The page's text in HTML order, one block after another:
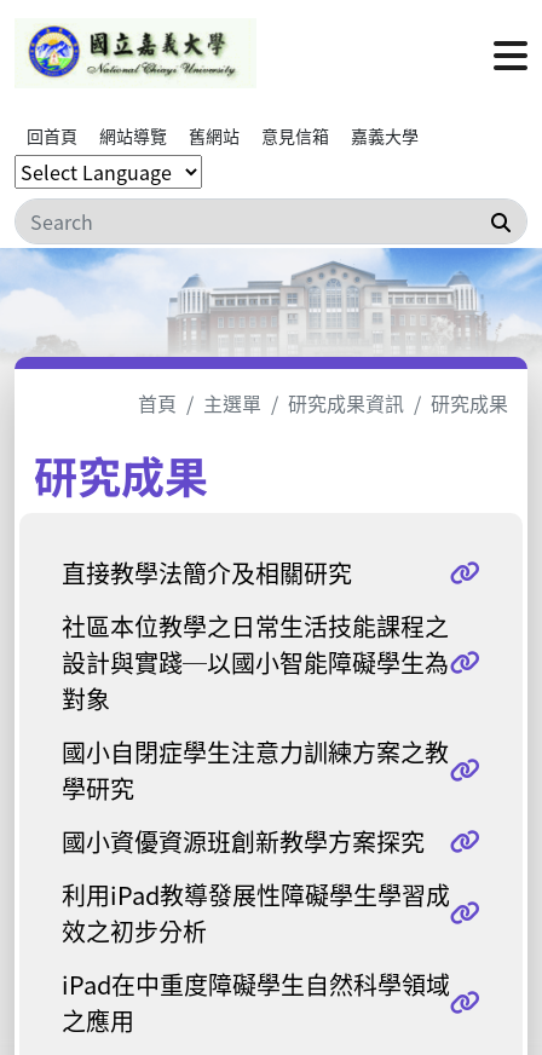
回首頁 網站導覽 舊網站 意見信箱 嘉義大學
搜
首頁 主選單 研究成果資訊 研究成果
研究成果
直接教學法簡介及相關研究
社區本位教學之日常生活技能課程之
設計與實踐─以國小智能障礙學生為
對象
國小自閉症學生注意力訓練方案之教
學研究
國小資優資源班創新教學方案探究
利用iPad教導發展性障礙學生學習成
效之初步分析
iPad在中重度障礙學生自然科學領域
之應用